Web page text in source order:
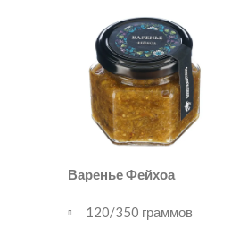
Варенье Фейхоа
120/350 граммов